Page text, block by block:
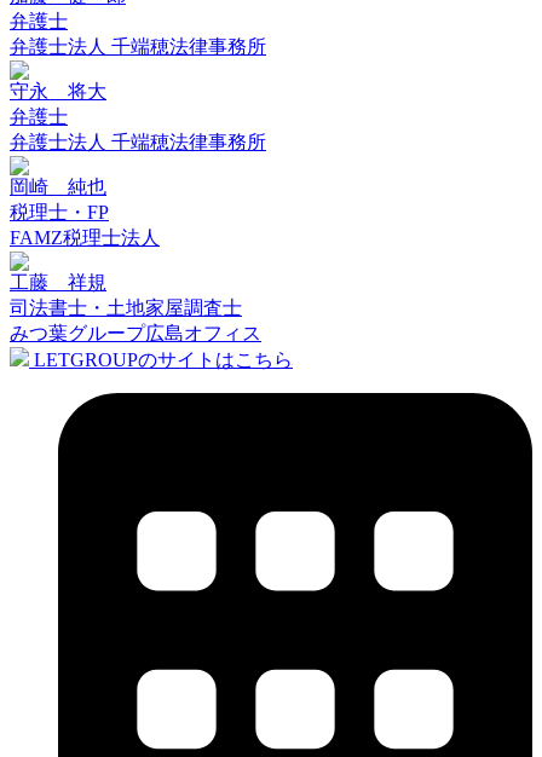
弁護士
弁護士法人 千端穂法律事務所
守永 将大
弁護士
弁護士法人 千端穂法律事務所
岡崎 純也
税理士・FP
FAMZ税理士法人
工藤 祥規
司法書士・土地家屋調査士
みつ葉グループ広島オフィス
LETGROUPのサイトはこちら